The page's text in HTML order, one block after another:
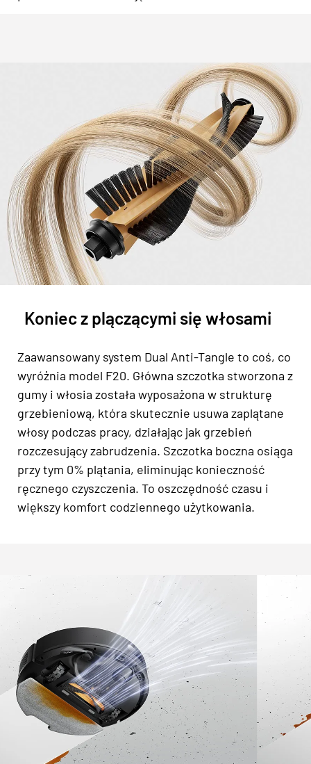
Koniec z plączącymi się włosami
Zaawansowany system Dual Anti-Tangle to coś, co
wyróżnia model F20. Główna szczotka stworzona z
gumy i włosia została wyposażona w strukturę
grzebieniową, która skutecznie usuwa zaplątane
włosy podczas pracy, działając jak grzebień
rozczesujący zabrudzenia. Szczotka boczna osiąga
przy tym 0% plątania, eliminując konieczność
ręcznego czyszczenia. To oszczędność czasu i
większy komfort codziennego użytkowania.